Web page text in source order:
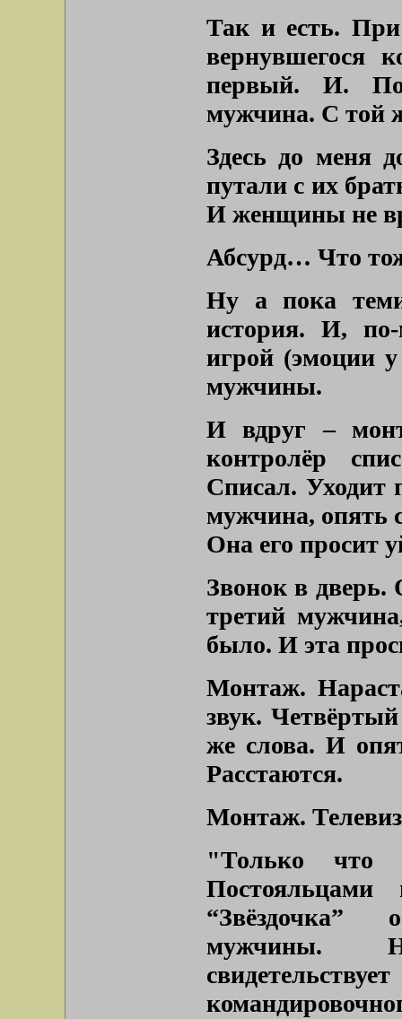
Так и есть. При
вернувшегося
первый. И. По
мужчина. С той
Здесь до меня
путали с их
И женщины не
Абсурд… Что
Ну а пока
история. И,
игрой (эмоции у
мужчины.
И вдруг –
контролёр
Списал. Уходит
мужчина, опять
Она его просит
Звонок в
третий
было. И эта
Монтаж.
звук.
же слова. И
Расстаются.
Монтаж.
"Только что
Постояльцами
“Звёздочка”
мужчины.